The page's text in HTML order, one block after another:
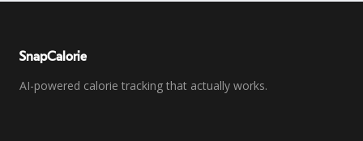
SnapCalorie
AI-powered calorie tracking that actually works.